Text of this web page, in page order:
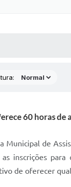
60 horas de
de
inscrições
de oferecer